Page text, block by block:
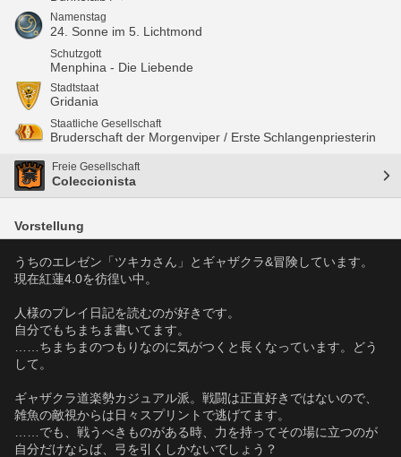
Namenstag
24. Sonne im 5. Lichtmond
Schutzgott
Menphina - Die Liebende
Stadtstaat
Gridania
Staatliche Gesellschaft
Bruderschaft der Morgenviper / Erste Schlangenpriesterin
Freie Gesellschaft
Coleccionista
Vorstellung
うちのエレゼン「ツキカさん」とギャザクラ&冒険しています。
現在紅蓮4.0を彷徨い中。
人様のプレイ日記を読むのが好きです。
自分でもちまちま書いてます。
……ちまちまのつもりなのに気がつくと長くなっています。どう
して。
ギャザクラ道楽勢カジュアル派。戦闘は正直好きではないので、
雑魚の敵視からは日々スプリントで逃げてます。
……でも、戦うべきものがある時、力を持ってその場に立つのが
自分だけならば、弓を引くしかないでしょう？